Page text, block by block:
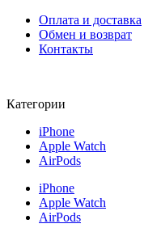
Оплата и доставка
Обмен и возврат
Контакты
Категории
iPhone
Apple Watch
AirPods
iPhone
Apple Watch
AirPods